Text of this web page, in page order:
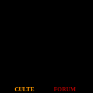
CULTE FORUM